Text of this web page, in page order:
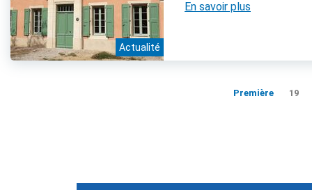
Actualité
En savoir plus
Première 19